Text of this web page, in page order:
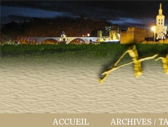
ACCUEIL ARCHIVES /